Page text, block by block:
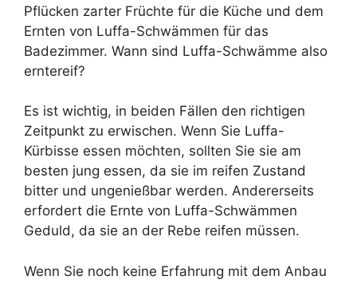
Pflücken zarter Früchte für die Küche und dem
Ernten von Luffa-Schwämmen für das
Badezimmer. Wann sind Luffa-Schwämme also
erntereif?
Es ist wichtig, in beiden Fällen den richtigen
Zeitpunkt zu erwischen. Wenn Sie Luffa-
Kürbisse essen möchten, sollten Sie sie am
besten jung essen, da sie im reifen Zustand
bitter und ungenießbar werden. Andererseits
erfordert die Ernte von Luffa-Schwämmen
Geduld, da sie an der Rebe reifen müssen.
Wenn Sie noch keine Erfahrung mit dem Anbau